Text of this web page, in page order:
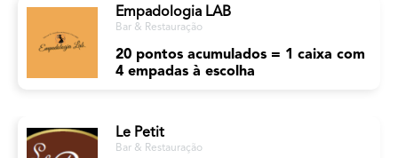
Empadologia LAB
Bar & Restauração
20 pontos acumulados = 1 caixa com
4 empadas à escolha
Le Petit
Bar & Restauração